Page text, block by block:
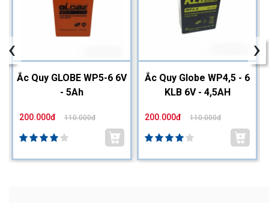
Ắc Quy GLOBE WP5-6 6V
- 5Ah
200.000đ 110.000đ
Ắc Quy Globe WP4,5 - 6
KLB 6V - 4,5AH
200.000đ 110.000đ
‹ ›